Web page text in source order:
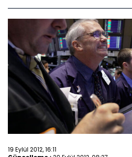
19 Eylül 2012, 16:11